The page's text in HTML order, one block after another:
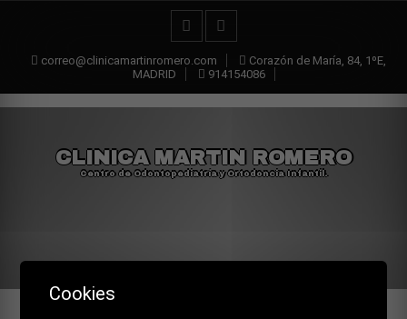
correo@clinicamartinromero.com
Corazón de María, 84, 1ºE,
MADRID
914154086
CLINICA MARTIN ROMERO
Centro de Odontopediatría y Ortodoncia Infantil.
Cookies